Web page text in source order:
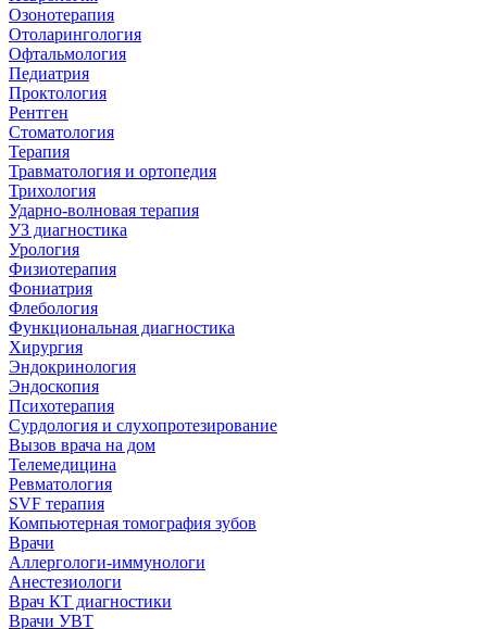
Озонотерапия
Отоларингология
Офтальмология
Педиатрия
Проктология
Рентген
Стоматология
Терапия
Травматология и ортопедия
Трихология
Ударно-волновая терапия
УЗ диагностика
Урология
Физиотерапия
Фониатрия
Флебология
Функциональная диагностика
Хирургия
Эндокринология
Эндоскопия
Психотерапия
Сурдология и слухопротезирование
Вызов врача на дом
Телемедицина
Ревматология
SVF терапия
Компьютерная томография зубов
Врачи
Аллергологи-иммунологи
Анестезиологи
Врач КТ диагностики
Врачи УВТ